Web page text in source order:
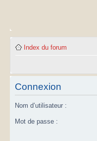
Index du forum
Connexion
Nom d’utilisateur :
Mot de passe :